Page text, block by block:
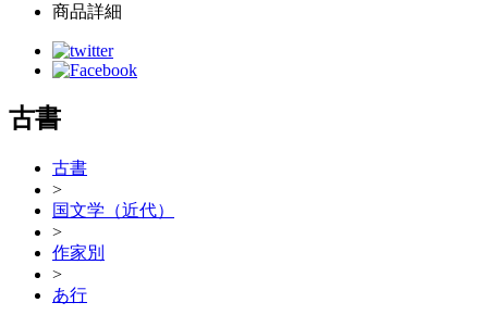
商品詳細
古書
古書
>
国文学（近代）
>
作家別
>
あ行